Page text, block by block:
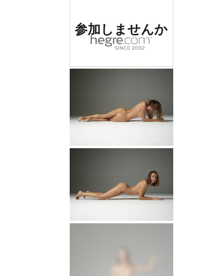
を受けたエロサイト
参加しませんか